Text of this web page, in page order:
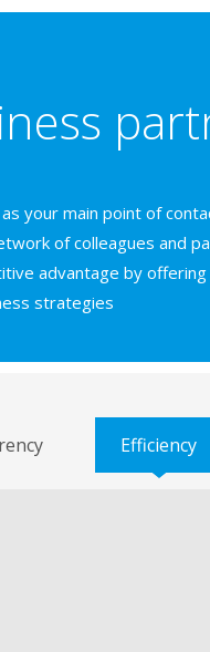
your main point of
of colleagues and
advantage by
strategies.
Efficiency